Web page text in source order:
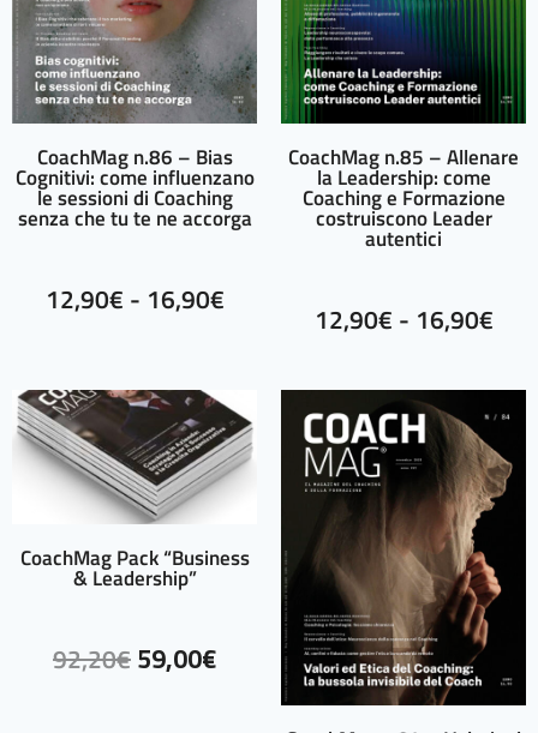
CoachMag n.86 – Bias
Cognitivi: come influenzano
le sessioni di Coaching
senza che tu te ne accorga
12,90€ - 16,90€
CoachMag n.85 – Allenare
la Leadership: come
Coaching e Formazione
costruiscono Leader
autentici
12,90€ - 16,90€
CoachMag Pack “Business
& Leadership”
92,20€59,00€